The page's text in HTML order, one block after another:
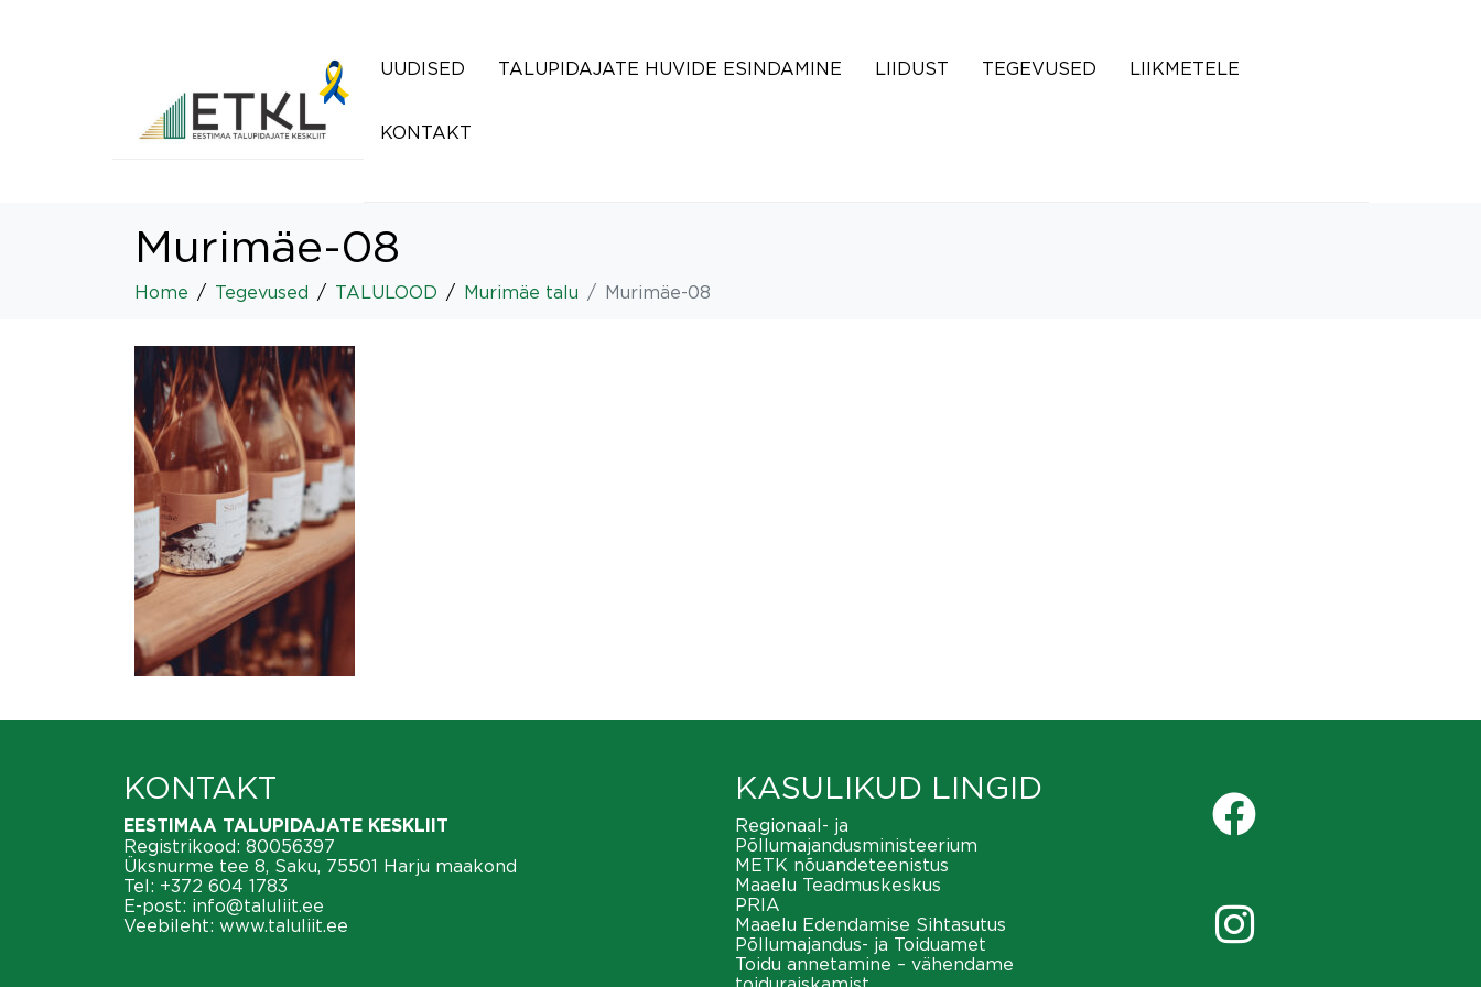
UUDISED TALUPIDAJATE HUVIDE ESINDAMINE LIIDUST TEGEVUSED LIIKMETELE
KONTAKT
Murimäe-08
Home Tegevused TALULOOD Murimäe talu Murimäe-08
KONTAKT
EESTIMAA TALUPIDAJATE KESKLIIT
Registrikood: 80056397
Üksnurme tee 8, Saku, 75501 Harju maakond
Tel: +372 604 1783
E-post: info@taluliit.ee
Veebileht: www.taluliit.ee
KASULIKUD LINGID
Regionaal- ja
Põllumajandusministeerium
METK nõuandeteenistus
Maaelu Teadmuskeskus
PRIA
Maaelu Edendamise Sihtasutus
Põllumajandus- ja Toiduamet
Toidu annetamine – vähendame